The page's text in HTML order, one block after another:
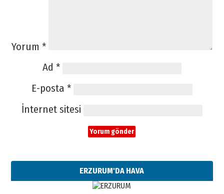
Yorum *
Ad *
E-posta *
İnternet sitesi
ERZURUM'DA HAVA